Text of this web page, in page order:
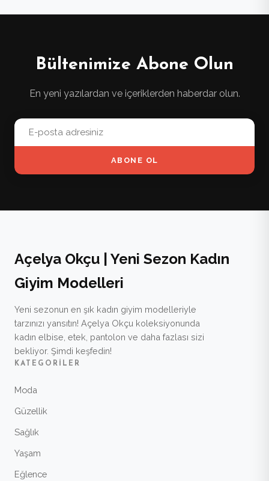
Bültenimize Abone Olun
En yeni yazılardan ve içeriklerden haberdar olun.
ABONE OL
Açelya Okçu | Yeni Sezon Kadın
Giyim Modelleri
Yeni sezonun en şık kadın giyim modelleriyle
tarzınızı yansıtın! Açelya Okçu koleksiyonunda
kadın elbise, etek, pantolon ve daha fazlası sizi
bekliyor. Şimdi keşfedin!
KATEGORILER
Moda
Güzellik
Sağlık
Yaşam
Eğlence